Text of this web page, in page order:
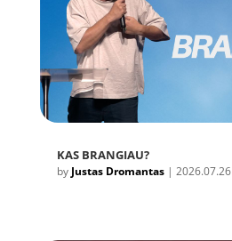
KAS BRANGIAU?
by Justas Dromantas| 2026.07.26